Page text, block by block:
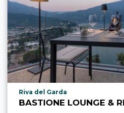
aria.poi_location_prefix
Riva del Garda
BASTIONE LOUNGE &